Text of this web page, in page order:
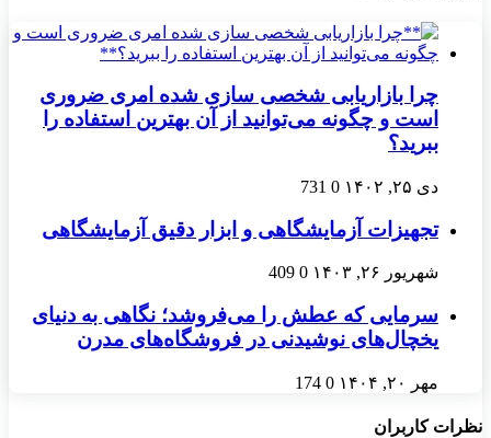
چرا بازاریابی شخصی سازی شده امری ضروری
است و چگونه می‌توانید از آن بهترین استفاده را
ببرید؟
دی ۲۵, ۱۴۰۲ 0
731
تجهیزات آزمایشگاهی و ابزار دقیق آزمایشگاهی
شهریور ۲۶, ۱۴۰۳ 0
409
سرمایی که عطش را می‌فروشد؛ نگاهی به دنیای
یخچال‌های نوشیدنی در فروشگاه‌های مدرن
مهر ۲۰, ۱۴۰۴ 0
174
نظرات کاربران